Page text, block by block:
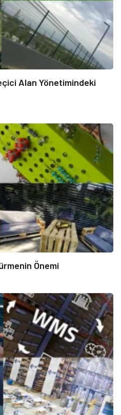
Alan Yönetimindeki
Önemi